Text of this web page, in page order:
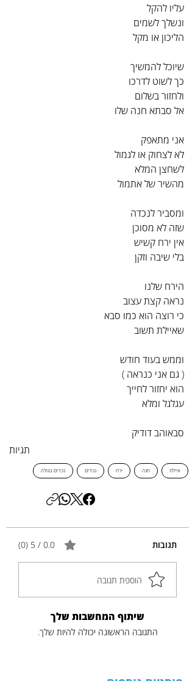
עליו להקל
ונשלך לשמים
הליכון או מקל
שיוכל להמשיך
כך לשוט לדרכו
ולחזור בשלום
אל סבתא חנה שלו
אני מתאפק
לא לצחוק או לגמול
לשחצן המלא
מהשיר של אתמול
ומסביר לנכדה
שזה לא מסוכן
אין ירח קשיש
בלי שיבה וזקן
הירח שלנו
נראה קצת עצוב
כי רוצה הוא כמו סבא
שאיילת תשוב
וממש בעוד חודש
( גם אני כנראה )
הוא יחזור לחייך
עגלגל ומלא
סבאוהב דודיק
תגיות
איילת חנה ירח נכדים נכדים בגולה
תגובות 0.0 / 5 ‏(0)
הוספת תגובה
שיתוף המחשבות שלך
התגובה הראשונה יכולה להיות שלך.